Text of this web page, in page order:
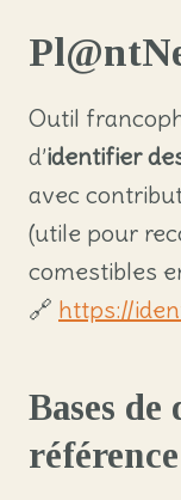
Outil
d’identifier
avec
(utile pour
comestibles
🔗 https://
Bases de